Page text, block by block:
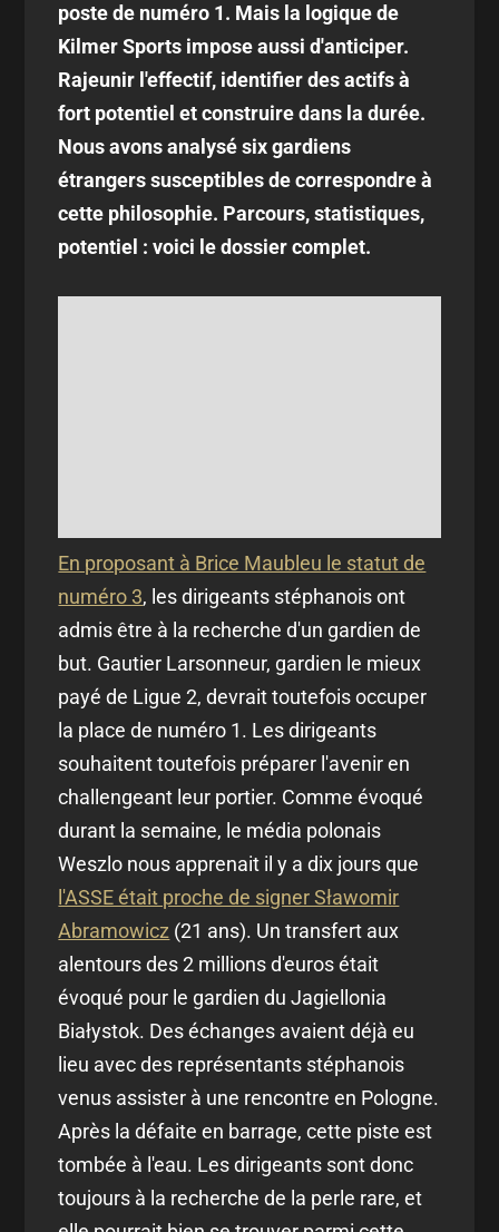
poste de numéro 1. Mais la logique de
Kilmer Sports impose aussi d'anticiper.
Rajeunir l'effectif, identifier des actifs à
fort potentiel et construire dans la durée.
Nous avons analysé six gardiens
étrangers susceptibles de correspondre à
cette philosophie. Parcours, statistiques,
potentiel : voici le dossier complet.
En proposant à Brice Maubleu le statut de
numéro 3, les dirigeants stéphanois ont
admis être à la recherche d'un gardien de
but. Gautier Larsonneur, gardien le mieux
payé de Ligue 2, devrait toutefois occuper
la place de numéro 1. Les dirigeants
souhaitent toutefois préparer l'avenir en
challengeant leur portier. Comme évoqué
durant la semaine, le média polonais
Weszlo nous apprenait il y a dix jours que
l'ASSE était proche de signer Sławomir
Abramowicz (21 ans). Un transfert aux
alentours des 2 millions d'euros était
évoqué pour le gardien du Jagiellonia
Białystok. Des échanges avaient déjà eu
lieu avec des représentants stéphanois
venus assister à une rencontre en Pologne.
Après la défaite en barrage, cette piste est
tombée à l'eau. Les dirigeants sont donc
toujours à la recherche de la perle rare, et